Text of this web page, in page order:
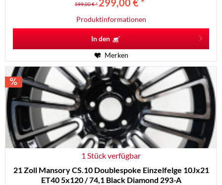
599,00 € * 299,00 € *
Produktinformationen
In den
Merken
1 Stück verfügbar
21 Zoll Mansory CS.10 Doublespoke Einzelfelge 10Jx21
ET40 5x120 / 74,1 Black Diamond 293-A